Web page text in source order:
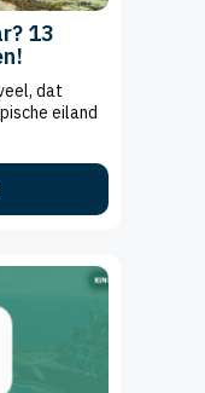
13
dat
eiland